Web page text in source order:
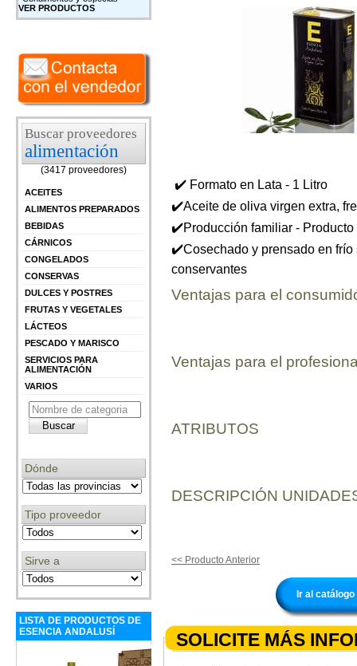
VER PRODUCTOS
Buscar proveedores
alimentación
(3417 proveedores)
ACEITES
ALIMENTOS PREPARADOS
BEBIDAS
CÁRNICOS
CONGELADOS
CONSERVAS
DULCES Y POSTRES
FRUTAS Y VEGETALES
LÁCTEOS
PESCADO Y MARISCO
SERVICIOS PARA
ALIMENTACIÓN
VARIOS
Dónde
Tipo proveedor
Sirve a
LISTA DE PRODUCTOS DE
ESENCIA ANDALUSÍ
✔️ Formato en Lata - 1 Litro
✔️Aceite de oliva virgen extra,
✔️Producción familiar - Producto
✔️Cosechado y prensado en frío
conservantes
Ventajas para el
Ventajas para el
ATRIBUTOS
DESCRIPCIÓN
<< Producto Anterior
Ir al
SOLICITE MÁS